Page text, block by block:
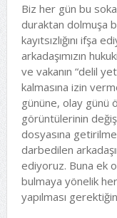
Biz her gün bu
duraktan dolmuşa
kayıtsızlığını ifşa
arkadaşımızın
ve vakanın “delil
kalmasına izin
gününe, olay günü
görüntülerinin
dosyasına
darbedilen
ediyoruz. Buna ek
bulmaya yönelik
yapılması